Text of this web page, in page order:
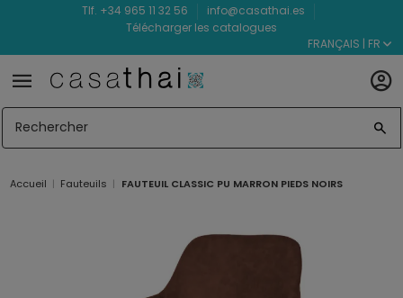
Tlf. +34 965 11 32 56
info@casathai.es
Télécharger les catalogues
FRANÇAIS | FR
Accueil Fauteuils FAUTEUIL CLASSIC PU MARRON PIEDS NOIRS